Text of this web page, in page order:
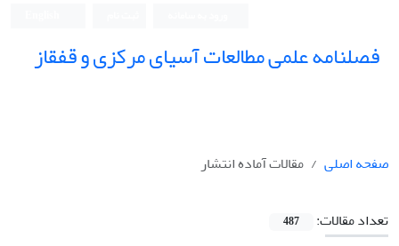
فصلنامه علمی مطالعات آسیای مرکزی و قفقاز
صفحه اصلی مقالات آماده انتشار
تعداد مقالات: 487